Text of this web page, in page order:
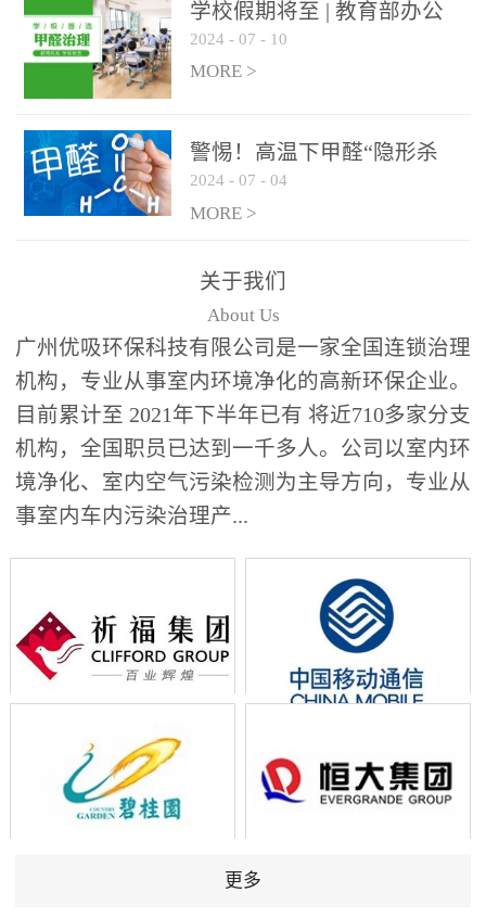
学校假期将至 | 教育部办公
厅关于加强学校新建校舍室
内空气质量管理通知
2024 - 07 - 10
MORE >
警惕！高温下甲醛“隐形杀
手”来袭，你的家安全吗？
2024 - 07 - 04
MORE >
关于我们
About Us
广州优吸环保科技有限公司是一家全国连锁治理
机构，专业从事室内环境净化的高新环保企业。
目前累计至 2021年下半年已有 将近710多家分支
机构，全国职员已达到一千多人。公司以室内环
境净化、室内空气污染检测为主导方向，专业从
事室内车内污染治理产...
更多